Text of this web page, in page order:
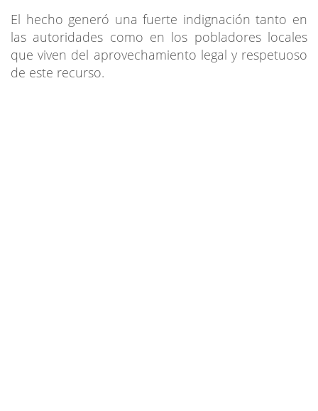
El hecho generó una fuerte indignación tanto en
las autoridades como en los pobladores locales
que viven del aprovechamiento legal y respetuoso
de este recurso.